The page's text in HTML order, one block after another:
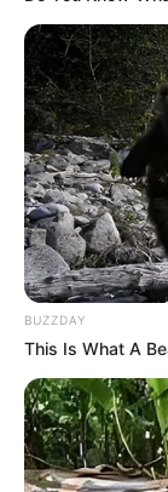
BUZZDAY
This Is What A